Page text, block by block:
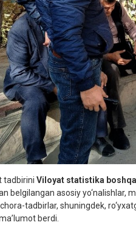
tadbirini Viloyat statistika
belgilangan asosiy yo‘nalishlar,
tadbirlar, shuningdek,
berdi.